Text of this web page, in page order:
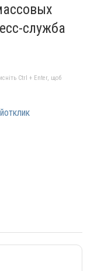
служба
Ctrl + Enter, щоб